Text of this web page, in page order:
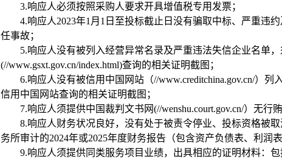
3.响应人必须按照采购人要求开具增值税专用发票；
4.响应人2023年1月1日至投标截止日没有骗取中标、严重违
任事故；
5.响应人没有被列入经营异常名录及严重违法失信企业名单
(//www.gsxt.gov.cn/index.html)查询的相关证明截图；
6.响应人没有被信用中国网站（//www.creditchina.gov.cn/）
信用中国网站查询的相关证明截图；
7.响应人须提供中国裁判文书网(//wenshu.court.gov.cn/）无行
8.响应人财务状况良好，没有处于被责令停业、投标资格被
务所审计的2024年或2025年度财务报告（包含资产负债表、利润
9.响应人须提供同类服务项目业绩，出具相应的证明材料：